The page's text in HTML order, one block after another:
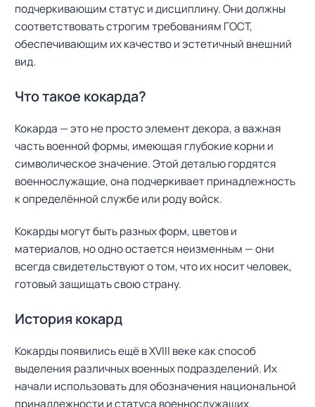
подчеркивающим статус и дисциплину. Они должны
соответствовать строгим требованиям ГОСТ,
обеспечивающим их качество и эстетичный внешний
вид.
Что такое кокарда?
Кокарда — это не просто элемент декора, а важная
часть военной формы, имеющая глубокие корни и
символическое значение. Этой деталью гордятся
военнослужащие, она подчеркивает принадлежность
к определённой службе или роду войск.
Кокарды могут быть разных форм, цветов и
материалов, но одно остается неизменным — они
всегда свидетельствуют о том, что их носит человек,
готовый защищать свою страну.
История кокард
Кокарды появились ещё в XVIII веке как способ
выделения различных военных подразделений. Их
начали использовать для обозначения национальной
принадлежности и статуса военнослужащих.